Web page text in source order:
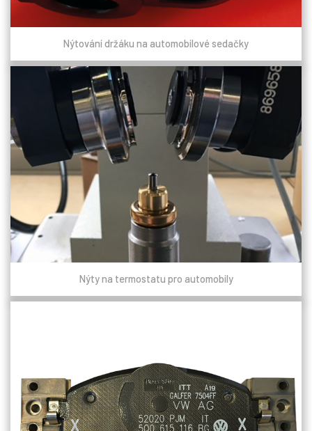
Nýtování držáku na automobilové sedačky
Nýty na termostatu pro automobily